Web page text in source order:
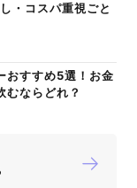
・コスパ重視ごと
おすすめ5選！お金
むならどれ？